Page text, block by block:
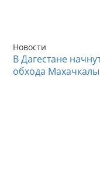
Новости
В Дагестане
обхода Махачкалы